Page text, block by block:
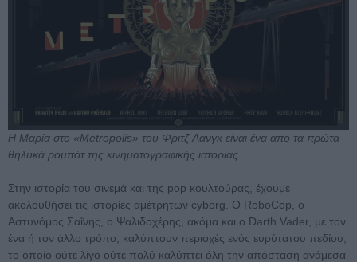
Η Μαρία στο «Metropolis» του Φριτζ Λανγκ είναι ένα από τα πρώτα
θηλυκά ρομπότ της κινηματογραφικής ιστορίας.
Στην ιστορία του σινεμά και της pop κουλτούρας, έχουμε
ακολουθήσει τις ιστορίες αμέτρητων cyborg. Ο RoboCop, ο
Αστυνόμος Σαΐνης, ο Ψαλιδοχέρης, ακόμα και ο Darth Vader, με τον
ένα ή τον άλλο τρόπο, καλύπτουν περιοχές ενός ευρύτατου πεδίου,
το οποίο ούτε λίγο ούτε πολύ καλύπτει όλη την απόσταση ανάμεσα